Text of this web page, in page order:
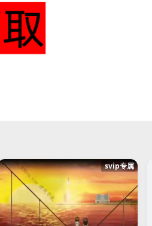
svip专属